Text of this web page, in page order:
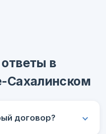
в
Сахалинском
договор?